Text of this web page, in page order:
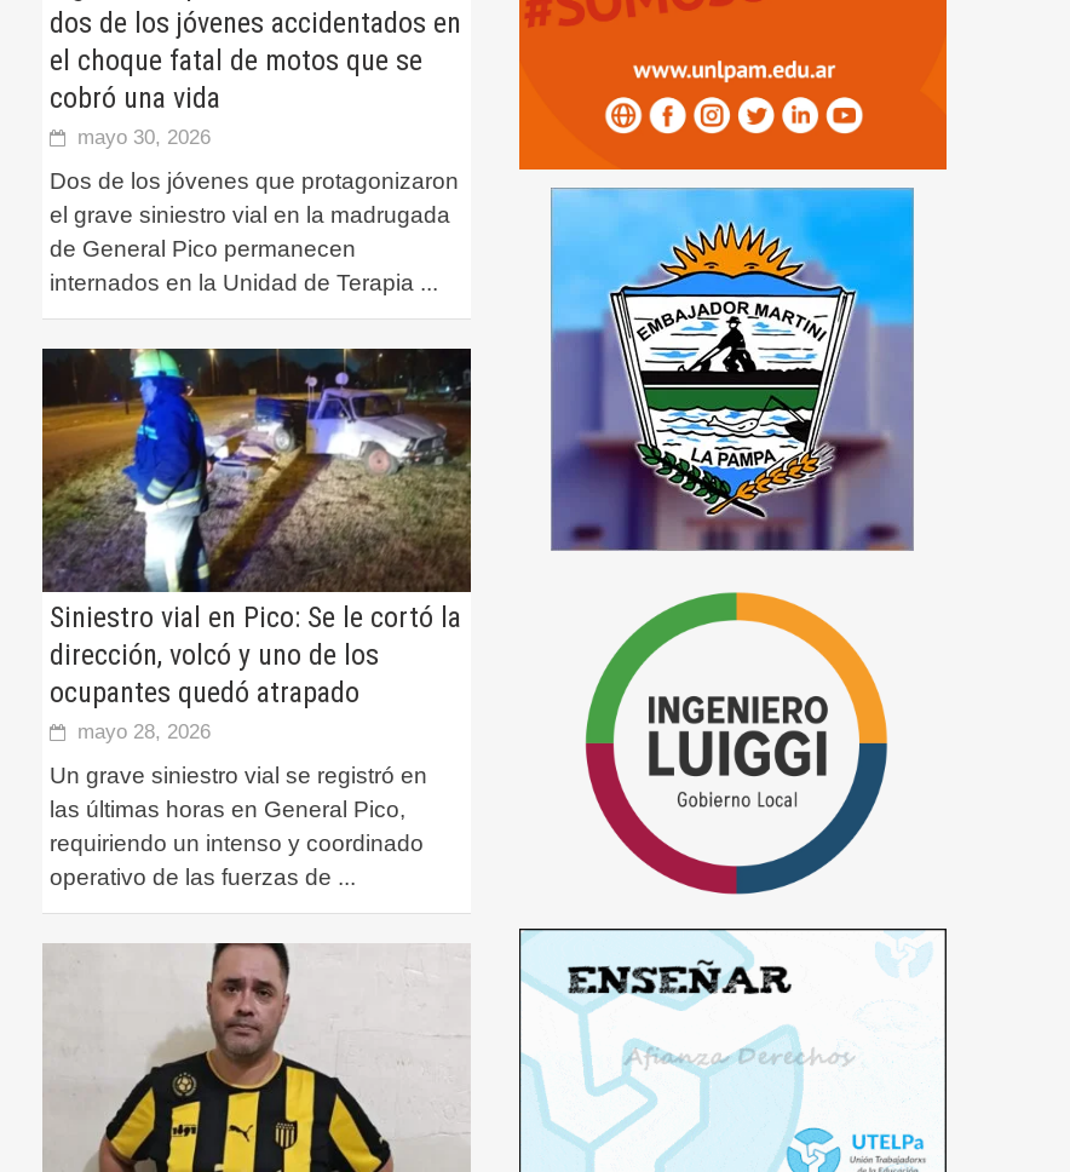
dos de los jóvenes accidentados en
el choque fatal de motos que se
cobró una vida
mayo 30, 2026
Dos de los jóvenes que protagonizaron
el grave siniestro vial en la madrugada
de General Pico permanecen
internados en la Unidad de Terapia ...
Siniestro vial en Pico: Se le cortó la
dirección, volcó y uno de los
ocupantes quedó atrapado
mayo 28, 2026
Un grave siniestro vial se registró en
las últimas horas en General Pico,
requiriendo un intenso y coordinado
operativo de las fuerzas de ...